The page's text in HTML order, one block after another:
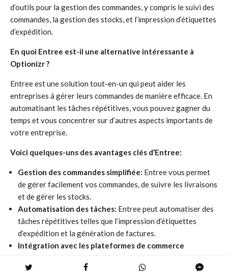
d’outils pour la gestion des commandes, y compris le suivi des
commandes, la gestion des stocks, et l’impression d’étiquettes
d’expédition.
En quoi Entree est-il une alternative intéressante à
Optionizr ?
Entree est une solution tout-en-un qui peut aider les
entreprises à gérer leurs commandes de manière efficace. En
automatisant les tâches répétitives, vous pouvez gagner du
temps et vous concentrer sur d’autres aspects importants de
votre entreprise.
Voici quelques-uns des avantages clés d’Entree:
Gestion des commandes simplifiée: Entree vous permet
de gérer facilement vos commandes, de suivre les livraisons
et de gérer les stocks.
Automatisation des tâches: Entree peut automatiser des
tâches répétitives telles que l’impression d’étiquettes
d’expédition et la génération de factures.
Intégration avec les plateformes de commerce
Entree s’intègre facilement à des
plateformes populaires comme Shopify, WooCommerce, et